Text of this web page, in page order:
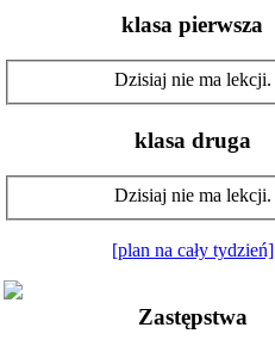
klasa pierwsza
Dzisiaj nie ma lekcji.
klasa druga
Dzisiaj nie ma lekcji.
[plan na cały tydzień]
Zastępstwa